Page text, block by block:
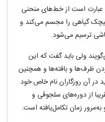
عبارت است از خط‌های منحنی
گیاهی را مجسم می‌کند و
ترسیم می‌شود.
ولی باید گفت که این
ظرف‌ها و بافته‌ها و همچنین
در آن روزگاران نام خاص خود
از دوره‌های سلجوقی و
زمان تکامل‌یافته است.